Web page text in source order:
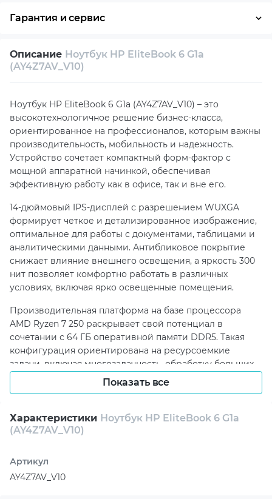
Гарантия и сервис
Возврат и обмен в течение 14 дней
Техническая поддержка Консультация
Описание Ноутбук HP EliteBook 6 G1a
(AY4Z7AV_V10)
Ноутбук HP EliteBook 6 G1a (AY4Z7AV_V10) – это
высокотехнологичное решение бизнес-класса,
ориентированное на профессионалов, которым важны
производительность, мобильность и надежность.
Устройство сочетает компактный форм-фактор с
мощной аппаратной начинкой, обеспечивая
эффективную работу как в офисе, так и вне его.
14-дюймовый IPS-дисплей с разрешением WUXGA
формирует четкое и детализированное изображение,
оптимальное для работы с документами, таблицами и
аналитическими данными. Антибликовое покрытие
снижает влияние внешнего освещения, а яркость 300
нит позволяет комфортно работать в различных
условиях, включая ярко освещенные помещения.
Производительная платформа на базе процессора
AMD Ryzen 7 250 раскрывает свой потенциал в
сочетании с 64 ГБ оперативной памяти DDR5. Такая
конфигурация ориентирована на ресурсоемкие
задачи, включая многозадачность, обработку больших
объемов данных и профессиональные приложения.
SSD-накопитель объемом 1 ТБ обеспечивает высокую
рабочим файлам.
МП с инфракрасной поддержкой обеспечивает
качественную видеосвязь, а аудиосистема Poly Studio
Показать все
Характеристики Ноутбук HP EliteBook 6 G1a
(AY4Z7AV_V10)
Артикул
AY4Z7AV_V10